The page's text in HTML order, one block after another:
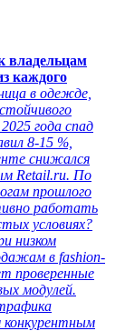
владельцам
каждого
в одежде,
года спад
8-15 %,
снижался
Retail.ru. По
прошлого
работать
условиях?
низком
в fashion-
проверенные
модулей.
конкурентным